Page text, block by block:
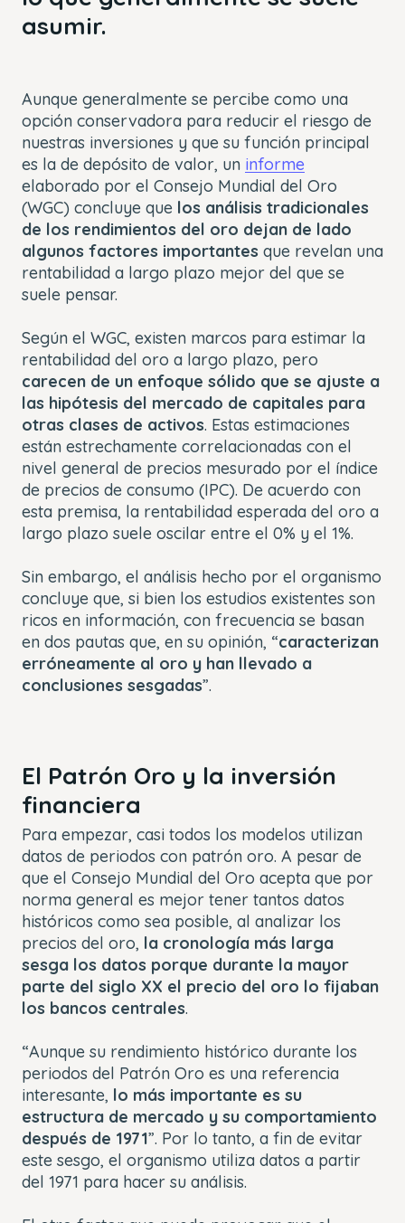
asumir.
Aunque generalmente se percibe como una
opción conservadora para reducir el riesgo de
nuestras inversiones y que su función principal
es la de depósito de valor, un informe
elaborado por el Consejo Mundial del Oro
(WGC) concluye que los análisis tradicionales
de los rendimientos del oro dejan de lado
algunos factores importantes que revelan una
rentabilidad a largo plazo mejor del que se
suele pensar.
Según el WGC, existen marcos para estimar la
rentabilidad del oro a largo plazo, pero
carecen de un enfoque sólido que se ajuste a
las hipótesis del mercado de capitales para
otras clases de activos. Estas estimaciones
están estrechamente correlacionadas con el
nivel general de precios mesurado por el índice
de precios de consumo (IPC). De acuerdo con
esta premisa, la rentabilidad esperada del oro a
largo plazo suele oscilar entre el 0% y el 1%.
Sin embargo, el análisis hecho por el organismo
concluye que, si bien los estudios existentes son
ricos en información, con frecuencia se basan
en dos pautas que, en su opinión, “caracterizan
erróneamente al oro y han llevado a
conclusiones sesgadas”.
El Patrón Oro y la inversión
financiera
Para empezar, casi todos los modelos utilizan
datos de periodos con patrón oro. A pesar de
que el Consejo Mundial del Oro acepta que por
norma general es mejor tener tantos datos
históricos como sea posible, al analizar los
precios del oro, la cronología más larga
sesga los datos porque durante la mayor
parte del siglo XX el precio del oro lo fijaban
los bancos centrales.
“Aunque su rendimiento histórico durante los
periodos del Patrón Oro es una referencia
interesante, lo más importante es su
estructura de mercado y su comportamiento
después de 1971”. Por lo tanto, a fin de evitar
este sesgo, el organismo utiliza datos a partir
del 1971 para hacer su análisis.